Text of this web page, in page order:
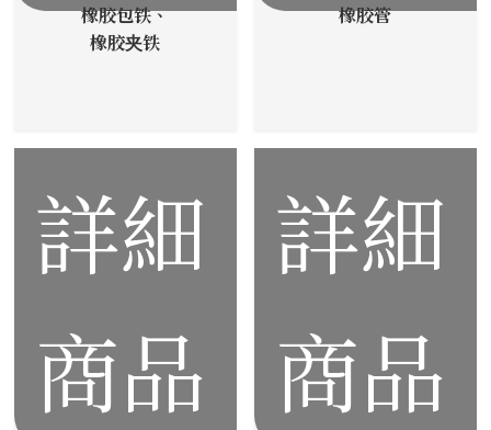
橡胶包铁、
橡胶夹铁
橡胶管
詳細
商品
詳細
商品